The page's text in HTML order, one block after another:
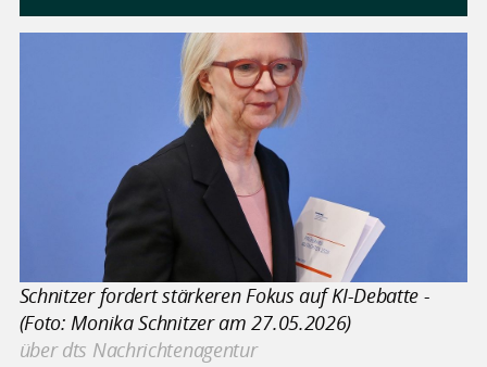
Schnitzer fordert stärkeren Fokus auf KI-Debatte -
(Foto: Monika Schnitzer am 27.05.2026)
über dts Nachrichtenagentur